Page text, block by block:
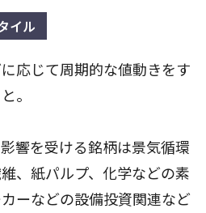
イル
応じて周期的な値動きをす
。
響を受ける銘柄は景気循環
、紙パルプ、化学などの素
ーなどの設備投資関連など